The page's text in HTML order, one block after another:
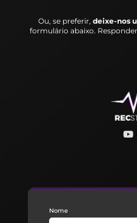
Ou, se preferir, deixe-nos
formulário abaixo.
Nome